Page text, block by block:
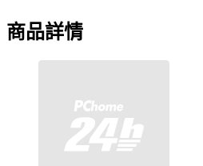
商品詳情